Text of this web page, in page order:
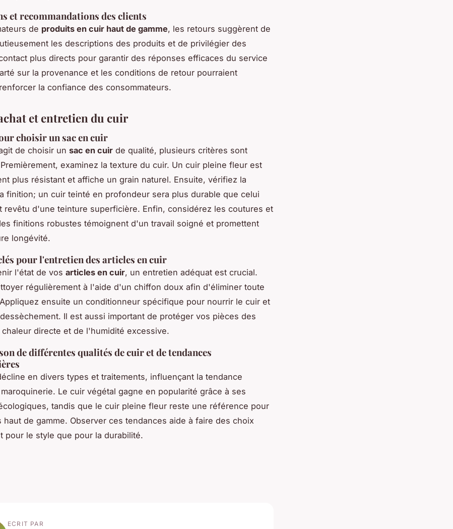
et recommandations des clients
de produits en cuir haut de gamme, les retours suggèrent de
les descriptions des produits et de privilégier des
plus directs pour garantir des réponses efficaces du service
sur la provenance et les conditions de retour pourraient
la confiance des consommateurs.
et entretien du cuir
choisir un sac en cuir
de choisir un sac en cuir de qualité, plusieurs critères sont
examinez la texture du cuir. Un cuir pleine fleur est
plus résistant et affiche un grain naturel. Ensuite, vérifiez la
finition; un cuir teinté en profondeur sera plus durable que celui
revêtu d'une teinture superficière. Enfin, considérez les coutures et
finitions robustes témoignent d'un travail soigné et promettent
longévité.
pour l'entretien des articles en cuir
l'état de vos articles en cuir, un entretien adéquat est crucial.
régulièrement à l'aide d'un chiffon doux afin d'éliminer toute
ensuite un conditionneur spécifique pour nourrir le cuir et
Il est aussi important de protéger vos pièces des
directe et de l'humidité excessive.
de différentes qualités de cuir et de tendances
en divers types et traitements, influençant la tendance
Le cuir végétal gagne en popularité grâce à ses
tandis que le cuir pleine fleur reste une référence pour
haut de gamme. Observer ces tendances aide à faire des choix
pour le style que pour la durabilité.
ECRIT PAR